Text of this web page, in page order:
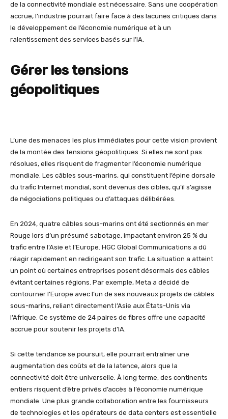
de la connectivité mondiale est nécessaire. Sans une coopération
accrue, l’industrie pourrait faire face à des lacunes critiques dans
le développement de l’économie numérique et à un
ralentissement des services basés sur l’IA.
Gérer les tensions
géopolitiques
L’une des menaces les plus immédiates pour cette vision provient
de la montée des tensions géopolitiques. Si elles ne sont pas
résolues, elles risquent de fragmenter l’économie numérique
mondiale. Les câbles sous-marins, qui constituent l’épine dorsale
du trafic Internet mondial, sont devenus des cibles, qu’il s’agisse
de négociations politiques ou d’attaques délibérées.
En 2024, quatre câbles sous-marins ont été sectionnés en mer
Rouge lors d’un présumé sabotage, impactant environ 25 % du
trafic entre l’Asie et l’Europe. HGC Global Communications a dû
réagir rapidement en redirigeant son trafic. La situation a atteint
un point où certaines entreprises posent désormais des câbles
évitant certaines régions. Par exemple, Meta a décidé de
contourner l’Europe avec l’un de ses nouveaux projets de câbles
sous-marins, reliant directement l’Asie aux États-Unis via
l’Afrique. Ce système de 24 paires de fibres offre une capacité
accrue pour soutenir les projets d’IA.
Si cette tendance se poursuit, elle pourrait entraîner une
augmentation des coûts et de la latence, alors que la
connectivité doit être universelle. À long terme, des continents
entiers risquent d’être privés d’accès à l’économie numérique
mondiale. Une plus grande collaboration entre les fournisseurs
de technologies et les opérateurs de data centers est essentielle